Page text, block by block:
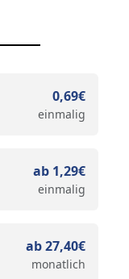
0,69€
einmalig
ab 1,29€
einmalig
ab 27,40€
monatlich